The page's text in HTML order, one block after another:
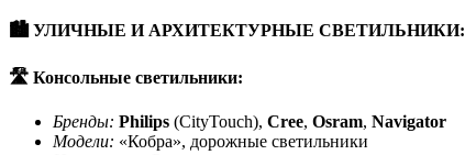
🏙 ️ УЛИЧНЫЕ И АРХИТЕКТУРНЫЕ СВЕТИЛЬНИКИ:
🛣 ️ Консольные светильники:
Бренды: Philips (CityTouch), Cree, Osram, Navigator
Модели: «Кобра», дорожные светильники